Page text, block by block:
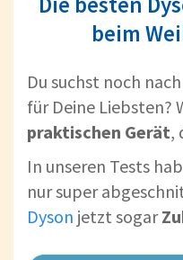
beim
Du suchst noch
für Deine Liebsten?
praktischen Gerät,
In unseren Tests
nur super
Dyson jetzt sogar